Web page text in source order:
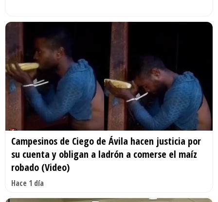
Campesinos de Ciego de Ávila hacen justicia por
su cuenta y obligan a ladrón a comerse el maíz
robado (Video)
Hace 1 día